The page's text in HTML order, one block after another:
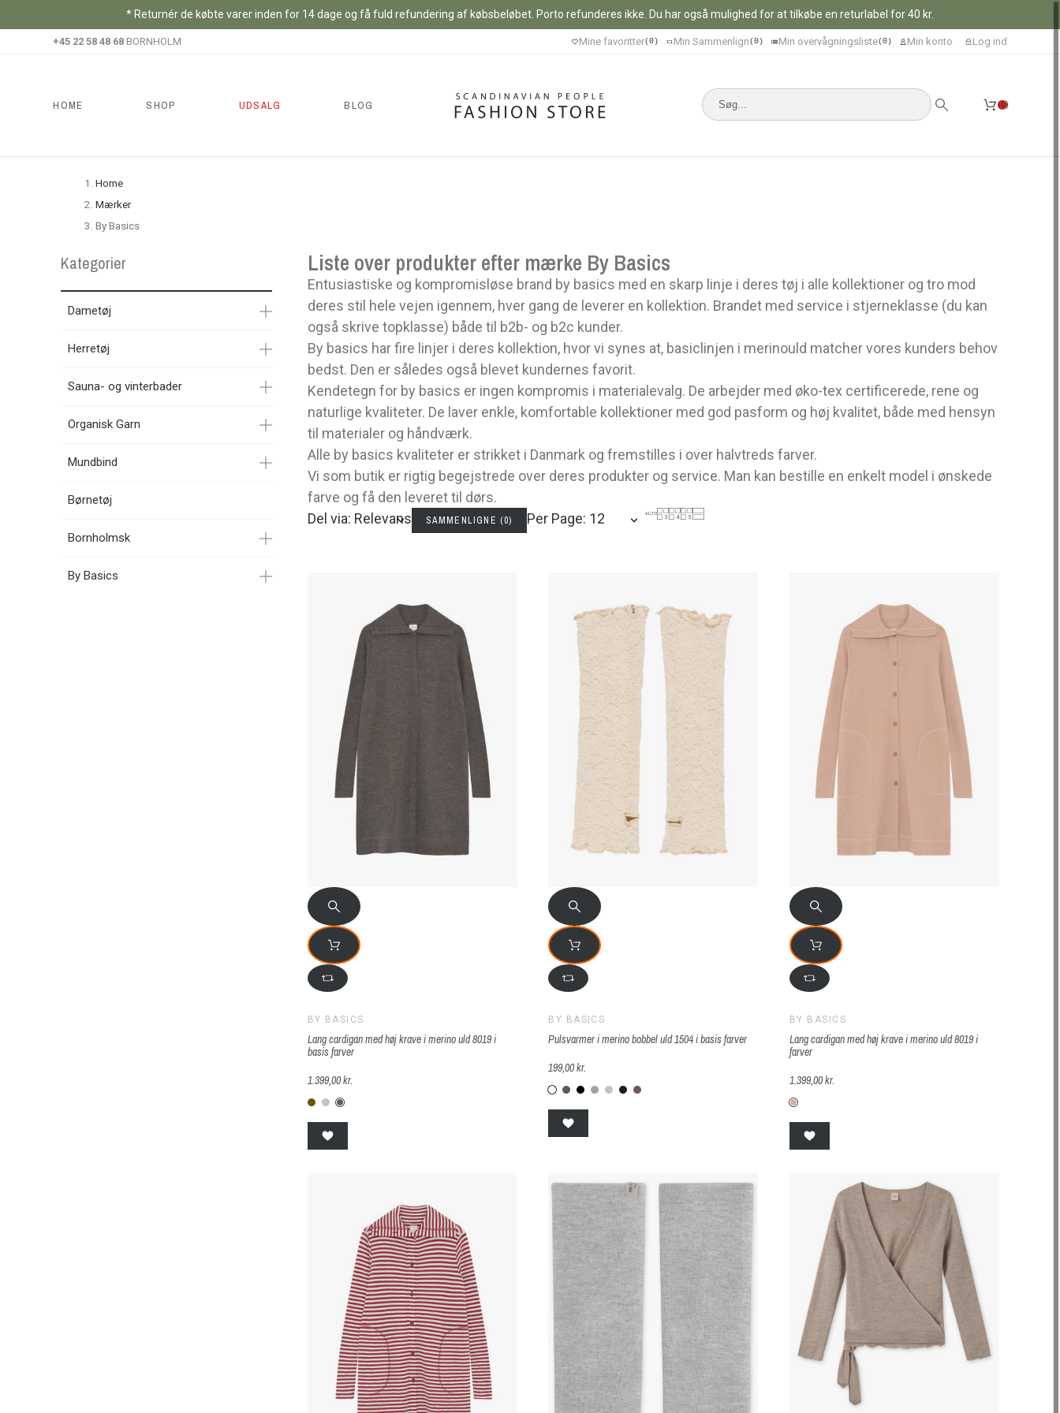
* Returnér de købte varer inden for 14 dage og få fuld refundering af købsbeløbet. Porto refunderes ikke. Du har også mulighed for at tilkøbe en returlabel for 40 kr.
+45 22 58 48 68 BORNHOLM Mine favoritter 0 Min Sammenlign 0 Min overvågningsliste 0 Min konto Log ind
HOME SHOP UDSALG BLOG 0
Home
Mærker
By Basics
Kategorier
Dametøj
Herretøj
Sauna- og vinterbader
Organisk Garn
Mundbind
Børnetøj
Bornholmsk
By Basics
Liste over produkter efter mærke By Basics
Entusiastiske og kompromisløse brand by basics med en skarp linje i deres tøj i alle kollektioner og tro mod
deres stil hele vejen igennem, hver gang de leverer en kollektion. Brandet med service i stjerneklasse (du kan
også skrive topklasse) både til b2b- og b2c kunder.
By basics har fire linjer i deres kollektion, hvor vi synes at, basiclinjen i merinould matcher vores kunders behov
bedst. Den er således også blevet kundernes favorit.
Kendetegn for by basics er ingen kompromis i materialevalg. De arbejder med øko-tex certificerede, rene og
naturlige kvaliteter. De laver enkle, komfortable kollektioner med god pasform og høj kvalitet, både med hensyn
til materialer og håndværk.
Alle by basics kvaliteter er strikket i Danmark og fremstilles i over halvtreds farver.
Vi som butik er rigtig begejstrede over deres produkter og service. Man kan bestille en enkelt model i ønskede
farve og få den leveret til dørs.
Del via: Relevans
SAMMENLIGNE (0) Per Page: 12
BY BASICS
Lang cardigan med høj krave i merino uld 8019 i
basis farver
1.399,00 kr.
B-33-Bronze
B-61-grå
B-170-earth-melange
BY BASICS
Pulsvarmer i merino bobbel uld 1504 i basis farver
199,00 kr.
B-coton-00-offwhite
B-58-grey-melange
B-878-Black
b-63-elephant-melange
B-61-grå
B-104-midnight-blue-melange
B-170-earth-melange
BY BASICS
Lang cardigan med høj krave i merino uld 8019 i
farver
1.399,00 kr.
B-16-nude